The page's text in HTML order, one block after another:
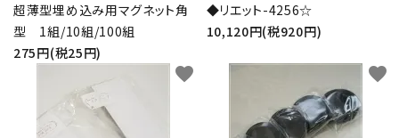
超薄型埋め込み用マグネット角
型 1組/10組/100組
275円(税25円)
◆リエット-4256☆
10,120円(税920円)
favorite favorite